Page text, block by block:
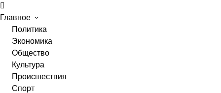
Главное
Политика
Экономика
Общество
Культура
Происшествия
Спорт